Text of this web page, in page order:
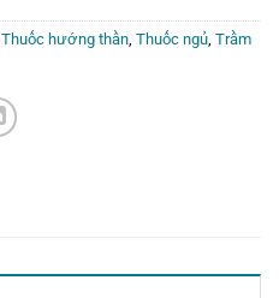
Thuốc hướng thần, Thuốc ngủ, Trầm